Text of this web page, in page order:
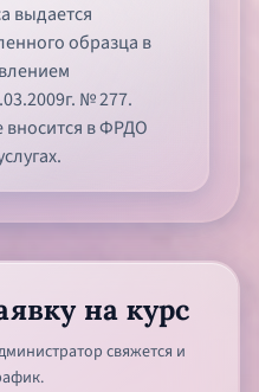
выдается
образца в
№ 277.
в ФРДО
на курс
свяжется и